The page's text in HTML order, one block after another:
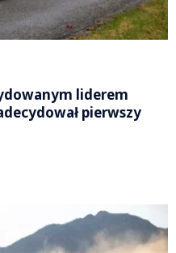
liderem
pierwszy